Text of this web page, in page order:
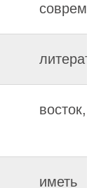
восток,
иметь